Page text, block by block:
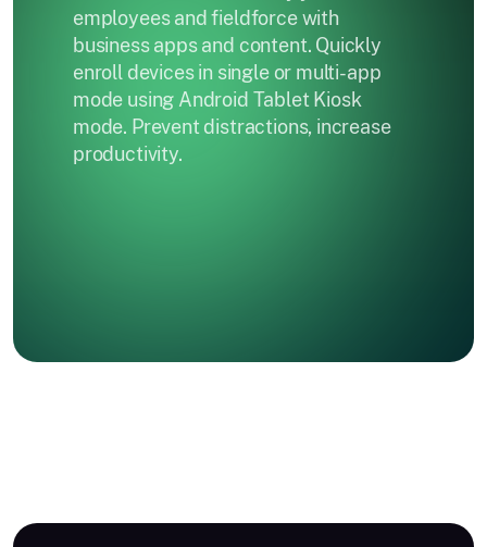
employees and fieldforce with
business apps and content. Quickly
enroll devices in single or multi-app
mode using Android Tablet Kiosk
mode. Prevent distractions, increase
productivity.